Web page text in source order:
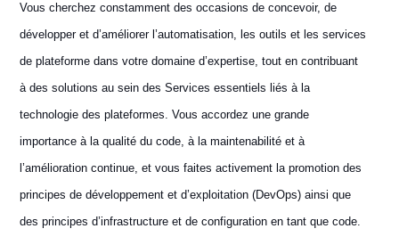
Vous cherchez constamment des occasions de concevoir, de
développer et d’améliorer l’automatisation, les outils et les services
de plateforme dans votre domaine d’expertise, tout en contribuant
à des solutions au sein des Services essentiels liés à la
technologie des plateformes. Vous accordez une grande
importance à la qualité du code, à la maintenabilité et à
l’amélioration continue, et vous faites activement la promotion des
principes de développement et d’exploitation (DevOps) ainsi que
des principes d’infrastructure et de configuration en tant que code.